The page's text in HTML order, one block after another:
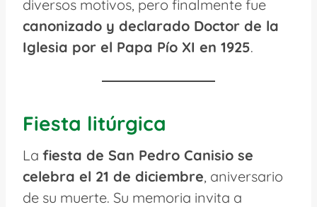
diversos motivos, pero finalmente fue
canonizado y declarado Doctor de la
Iglesia por el Papa Pío XI en 1925.
Fiesta litúrgica
La fiesta de San Pedro Canisio se
celebra el 21 de diciembre, aniversario
de su muerte. Su memoria invita a